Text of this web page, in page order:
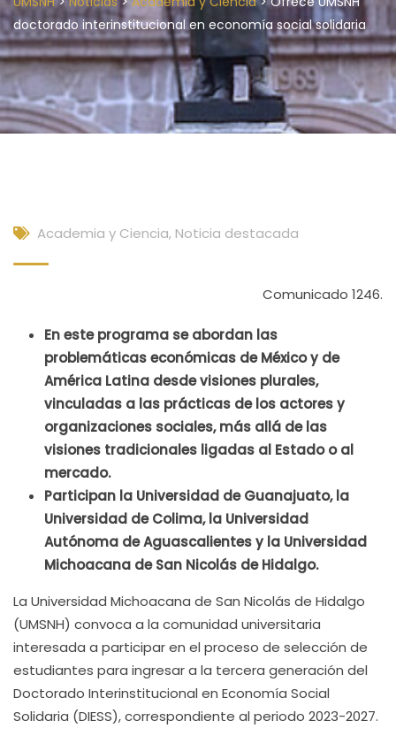
doctorado interinstitucional en economía social solidaria
Academia y Ciencia, Noticia destacada
Comunicado 1246.
En este programa se abordan las
problemáticas económicas de México y de
América Latina desde visiones plurales,
vinculadas a las prácticas de los actores y
organizaciones sociales, más allá de las
visiones tradicionales ligadas al Estado o al
mercado.
Participan la Universidad de Guanajuato, la
Universidad de Colima, la Universidad
Autónoma de Aguascalientes y la Universidad
Michoacana de San Nicolás de Hidalgo.
La Universidad Michoacana de San Nicolás de Hidalgo
(UMSNH) convoca a la comunidad universitaria
interesada a participar en el proceso de selección de
estudiantes para ingresar a la tercera generación del
Doctorado Interinstitucional en Economía Social
Solidaria (DIESS), correspondiente al periodo 2023-2027.